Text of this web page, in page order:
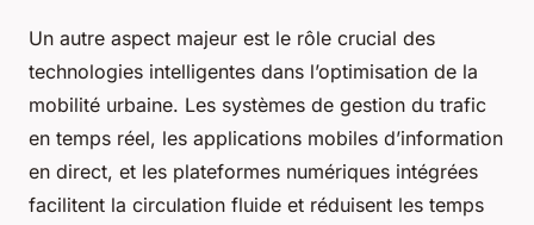
Un autre aspect majeur est le rôle crucial des
technologies intelligentes dans l’optimisation de la
mobilité urbaine. Les systèmes de gestion du trafic
en temps réel, les applications mobiles d’information
en direct, et les plateformes numériques intégrées
facilitent la circulation fluide et réduisent les temps